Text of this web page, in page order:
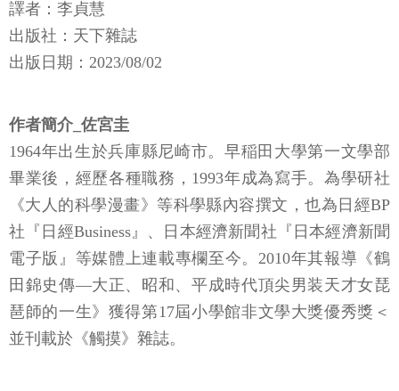
譯者：李貞慧
出版社：天下雜誌
出版日期：2023/08/02
作者簡介_佐宮圭
1964年出生於兵庫縣尼崎市。早稲田大學第一文學部
畢業後，經歷各種職務，1993年成為寫手。為學研社
《大人的科學漫畫》等科學縣內容撰文，也為日經BP
社『日經Business』、日本經濟新聞社『日本經濟新聞
電子版』等媒體上連載專欄至今。2010年其報導《鶴
田錦史傳―大正、昭和、平成時代頂尖男装天才女琵
琶師的一生》獲得第17屆小學館非文學大獎優秀獎＜
並刊載於《觸摸》雜誌。